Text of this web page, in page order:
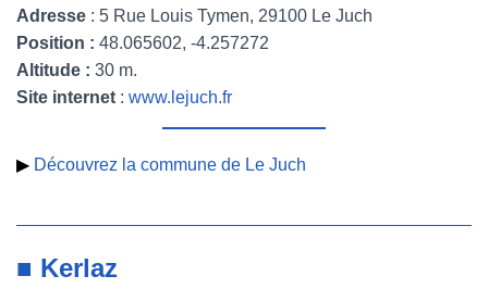
Adresse : 5 Rue Louis Tymen, 29100 Le Juch
Position : 48.065602, -4.257272
Altitude : 30 m.
Site internet : www.lejuch.fr
▶ Découvrez la commune de Le Juch
■ Kerlaz